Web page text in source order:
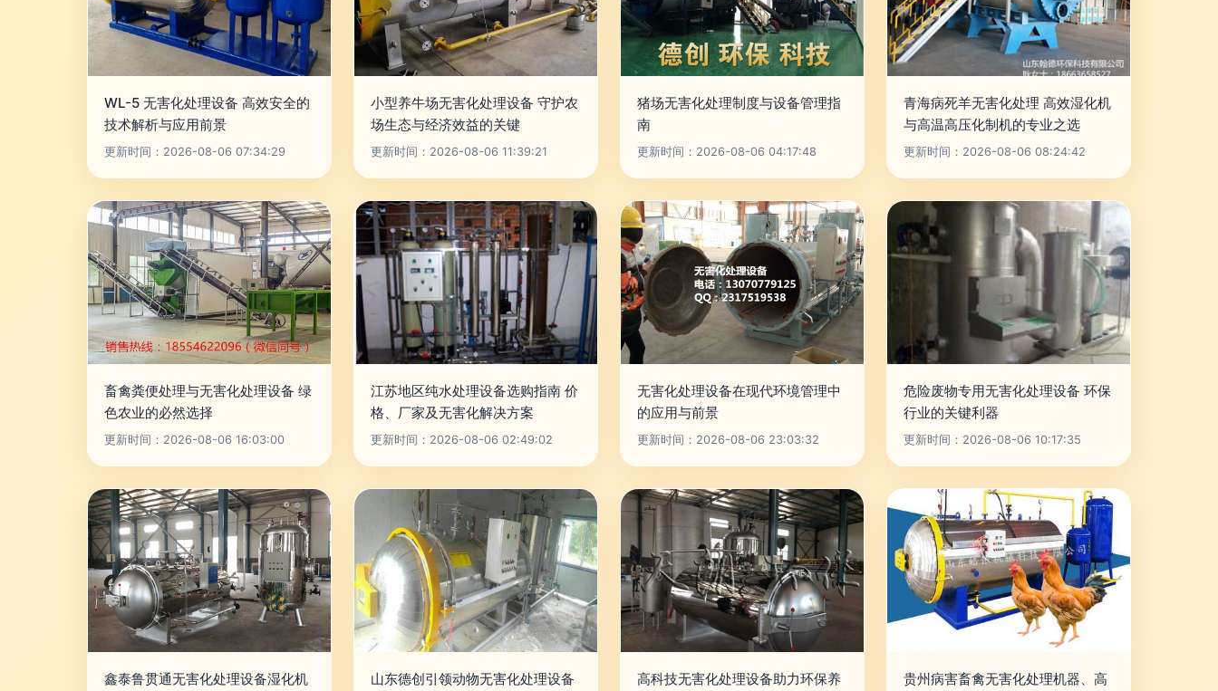
WL-5 无害化处理设备 高效安全的
技术解析与应用前景
更新时间：2026-08-06 07:34:29
小型养牛场无害化处理设备 守护农
场生态与经济效益的关键
更新时间：2026-08-06 11:39:21
猪场无害化处理制度与设备管理指
南
更新时间：2026-08-06 04:17:48
青海病死羊无害化处理 高效湿化机
与高温高压化制机的专业之选
更新时间：2026-08-06 08:24:42
畜禽粪便处理与无害化处理设备 绿
色农业的必然选择
更新时间：2026-08-06 16:03:00
江苏地区纯水处理设备选购指南 价
格、厂家及无害化解决方案
更新时间：2026-08-06 02:49:02
无害化处理设备在现代环境管理中
的应用与前景
更新时间：2026-08-06 23:03:32
危险废物专用无害化处理设备 环保
行业的关键利器
更新时间：2026-08-06 10:17:35
鑫泰鲁贯通无害化处理设备湿化机
山东德创引领动物无害化处理设备
高科技无害化处理设备助力环保养
贵州病害畜禽无害化处理机器、高